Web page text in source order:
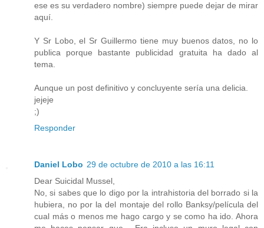
ese es su verdadero nombre) siempre puede dejar de mirar
aquí.
Y Sr Lobo, el Sr Guillermo tiene muy buenos datos, no lo
publica porque bastante publicidad gratuita ha dado al
tema.
Aunque un post definitivo y concluyente sería una delicia.
jejeje
;)
Responder
Daniel Lobo 29 de octubre de 2010 a las 16:11
Dear Suicidal Mussel,
No, si sabes que lo digo por la intrahistoria del borrado si la
hubiera, no por la del montaje del rollo Banksy/película del
cual más o menos me hago cargo y se como ha ido. Ahora